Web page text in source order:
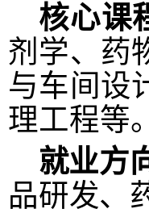
核心课
剂学、药
与车间设
理工程等
就业方
品研发、